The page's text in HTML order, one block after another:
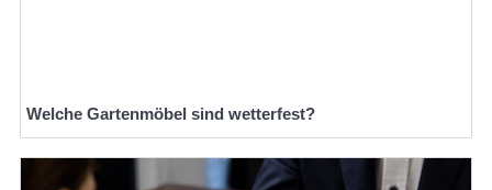
Welche Gartenmöbel sind wetterfest?